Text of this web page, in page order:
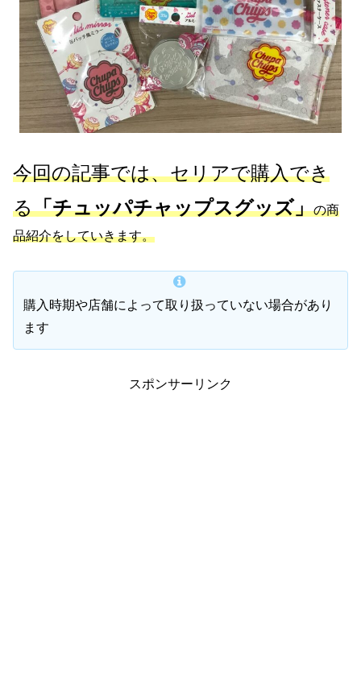
今回の記事では、セリアで購入でき
る「チュッパチャップスグッズ」の商
品紹介をしていきます。
購入時期や店舗によって取り扱っていない場合があり
ます
スポンサーリンク